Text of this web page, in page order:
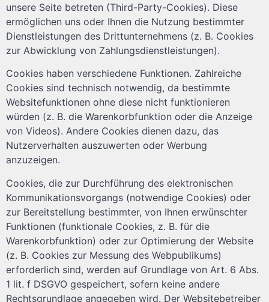
unsere Seite betreten (Third-Party-Cookies). Diese
ermöglichen uns oder Ihnen die Nutzung bestimmter
Dienstleistungen des Drittunternehmens (z. B. Cookies
zur Abwicklung von Zahlungsdienstleistungen).
Cookies haben verschiedene Funktionen. Zahlreiche
Cookies sind technisch notwendig, da bestimmte
Websitefunktionen ohne diese nicht funktionieren
würden (z. B. die Warenkorbfunktion oder die Anzeige
von Videos). Andere Cookies dienen dazu, das
Nutzerverhalten auszuwerten oder Werbung
anzuzeigen.
Cookies, die zur Durchführung des elektronischen
Kommunikationsvorgangs (notwendige Cookies) oder
zur Bereitstellung bestimmter, von Ihnen erwünschter
Funktionen (funktionale Cookies, z. B. für die
Warenkorbfunktion) oder zur Optimierung der Website
(z. B. Cookies zur Messung des Webpublikums)
erforderlich sind, werden auf Grundlage von Art. 6 Abs.
1 lit. f DSGVO gespeichert, sofern keine andere
Rechtsgrundlage angegeben wird. Der Websitebetreiber